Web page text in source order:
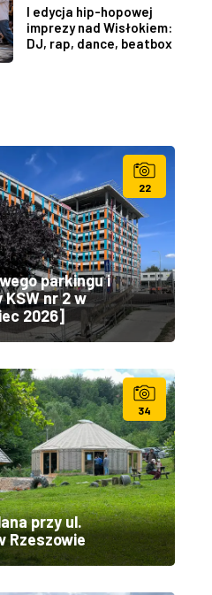
I edycja hip-hopowej
imprezy nad Wisłokiem:
DJ, rap, dance, beatbox
22
parkingu i
nr 2 w
2026]
34
przy ul.
Rzeszowie